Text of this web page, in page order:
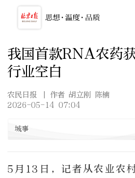
我国首款RNA农药
行业空白
农民日报
| 作者 胡立刚 陈楠
2026-05-14 07:04
城事
5月13日，记者从农业农